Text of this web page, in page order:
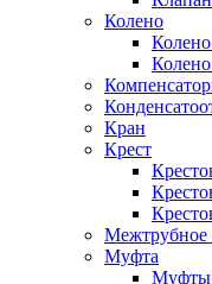
Колено
Кран
Крест
Межтрубное
Муфта
Муфты